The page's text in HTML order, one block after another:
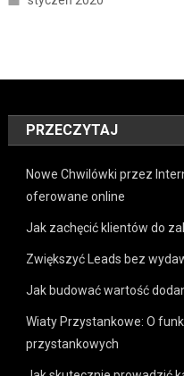
PRZECZYTAJ
Nowe Chwilówki przez
oferowane online
Jak zachęcić klientów do
Zwiększyć Leads bez
Jak budować wartość
Wiaty Przystankowe: O
przystankowych